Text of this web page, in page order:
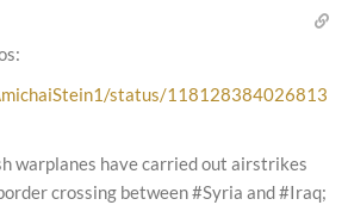
status/118128384026813
warplanes have carried out airstrikes
crossing between #Syria and #Iraq;